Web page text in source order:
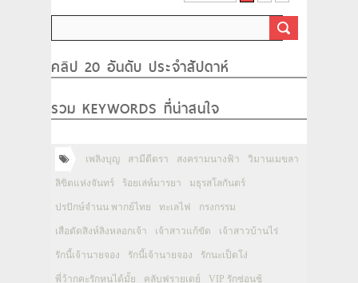
คลิป 20 อันดับ ประจำสัปดาห์
รวม KEYWORDS ที่น่าสนใจ
เพลิงบุญ สามีตีตรา สงครามนางฟ้า วิมานเมขลา
ลิขิตแห่งจันทร์ ร้อยเล่ห์มารยา มธุรสโลกันตร์
ปรปักษ์จำนน พากย์ไทย ทะเลไฟ กรงกรรม
เสือตัดสิงห์ลิงหลอกเจ้า เจ้าสาวแก้ขัด เจ้าสาวบ้านไร่
รักนี้เจ้านายจอง รักนี้เจ้านายจอง รักนะเป็ดโง่
พี่ว้ากคะรักหนูได้มั้ย คลับฟรายเดย์ VIP รักซ่อนชู้